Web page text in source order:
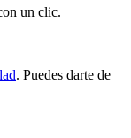
un clic.
. Puedes darte de